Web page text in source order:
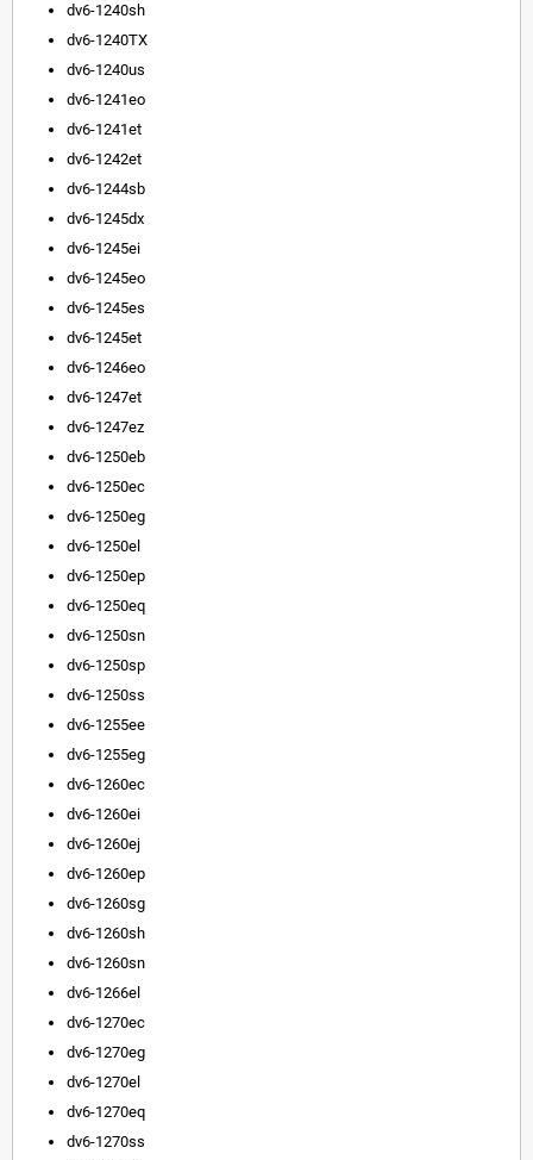
dv6-1240sh
dv6-1240TX
dv6-1240us
dv6-1241eo
dv6-1241et
dv6-1242et
dv6-1244sb
dv6-1245dx
dv6-1245ei
dv6-1245eo
dv6-1245es
dv6-1245et
dv6-1246eo
dv6-1247et
dv6-1247ez
dv6-1250eb
dv6-1250ec
dv6-1250eg
dv6-1250el
dv6-1250ep
dv6-1250eq
dv6-1250sn
dv6-1250sp
dv6-1250ss
dv6-1255ee
dv6-1255eg
dv6-1260ec
dv6-1260ei
dv6-1260ej
dv6-1260ep
dv6-1260sg
dv6-1260sh
dv6-1260sn
dv6-1266el
dv6-1270ec
dv6-1270eg
dv6-1270el
dv6-1270eq
dv6-1270ss